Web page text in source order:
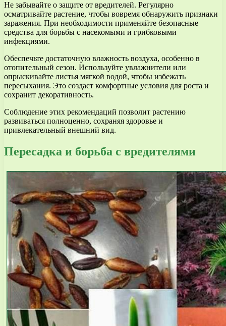
Не забывайте о защите от вредителей. Регулярно
осматривайте растение, чтобы вовремя обнаружить признаки
заражения. При необходимости применяйте безопасные
средства для борьбы с насекомыми и грибковыми
инфекциями.
Обеспечьте достаточную влажность воздуха, особенно в
отопительный сезон. Используйте увлажнители или
опрыскивайте листья мягкой водой, чтобы избежать
пересыхания. Это создаст комфортные условия для роста и
сохранит декоративность.
Соблюдение этих рекомендаций позволит растению
развиваться полноценно, сохраняя здоровье и
привлекательный внешний вид.
Пересадка и борьба с вредителями